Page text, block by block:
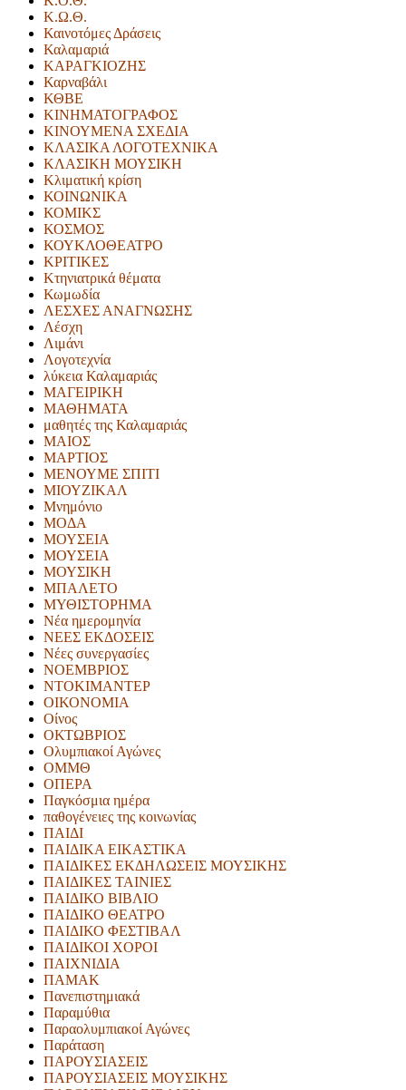
Κ.Ω.Θ.
Καινοτόμες Δράσεις
Καλαμαριά
ΚΑΡΑΓΚΙΟΖΗΣ
Καρναβάλι
ΚΘΒΕ
ΚΙΝΗΜΑΤΟΓΡΑΦΟΣ
ΚΙΝΟΥΜΕΝΑ ΣΧΕΔΙΑ
ΚΛΑΣΙΚΑ ΛΟΓΟΤΕΧΝΙΚΑ
ΚΛΑΣΙΚΗ ΜΟΥΣΙΚΗ
Κλιματική κρίση
ΚΟΙΝΩΝΙΚΑ
ΚΟΜΙΚΣ
ΚΟΣΜΟΣ
ΚΟΥΚΛΟΘΕΑΤΡΟ
ΚΡΙΤΙΚΕΣ
Κτηνιατρικά θέματα
Κωμωδία
ΛΕΣΧΕΣ ΑΝΑΓΝΩΣΗΣ
Λέσχη
Λιμάνι
Λογοτεχνία
λύκεια Καλαμαριάς
ΜΑΓΕΙΡΙΚΗ
ΜΑΘΗΜΑΤΑ
μαθητές της Καλαμαριάς
ΜΑΙΟΣ
ΜΑΡΤΙΟΣ
ΜΕΝΟΥΜΕ ΣΠΙΤΙ
ΜΙΟΥΖΙΚΑΛ
Μνημόνιο
ΜΟΔΑ
ΜΟΥΣΕΙΑ
ΜΟΥΣΕΙΑ
ΜΟΥΣΙΚΗ
ΜΠΑΛΕΤΟ
ΜΥΘΙΣΤΟΡΗΜΑ
Νέα ημερομηνία
ΝΕΕΣ ΕΚΔΟΣΕΙΣ
Νέες συνεργασίες
ΝΟΕΜΒΡΙΟΣ
ΝΤΟΚΙΜΑΝΤΕΡ
ΟΙΚΟΝΟΜΙΑ
Οίνος
ΟΚΤΩΒΡΙΟΣ
Ολυμπιακοί Αγώνες
ΟΜΜΘ
ΟΠΕΡΑ
Παγκόσμια ημέρα
παθογένειες της κοινωνίας
ΠΑΙΔΙ
ΠΑΙΔΙΚΑ ΕΙΚΑΣΤΙΚΑ
ΠΑΙΔΙΚΕΣ ΕΚΔΗΛΩΣΕΙΣ ΜΟΥΣΙΚΗΣ
ΠΑΙΔΙΚΕΣ ΤΑΙΝΙΕΣ
ΠΑΙΔΙΚΟ ΒΙΒΛΙΟ
ΠΑΙΔΙΚΟ ΘΕΑΤΡΟ
ΠΑΙΔΙΚΟ ΦΕΣΤΙΒΑΛ
ΠΑΙΔΙΚΟΙ ΧΟΡΟΙ
ΠΑΙΧΝΙΔΙΑ
ΠΑΜΑΚ
Πανεπιστημιακά
Παραμύθια
Παραολυμπιακοί Αγώνες
Παράταση
ΠΑΡΟΥΣΙΑΣΕΙΣ
ΠΑΡΟΥΣΙΑΣΕΙΣ ΜΟΥΣΙΚΗΣ